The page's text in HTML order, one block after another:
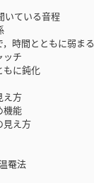
ている音程
時間とともに弱まる
チ
に鈍化
方
能
え方
罨法